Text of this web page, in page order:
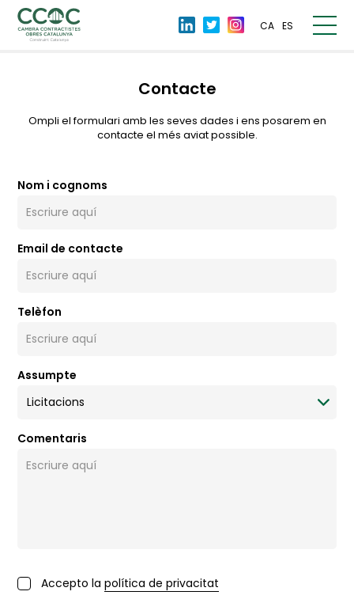
CA ES
Contacte
Ompli el formulari amb les seves dades i ens posarem en
contacte el més aviat possible.
Nom i cognoms
Email de contacte
Telèfon
Assumpte
Comentaris
Accepto lapolítica de privacitat